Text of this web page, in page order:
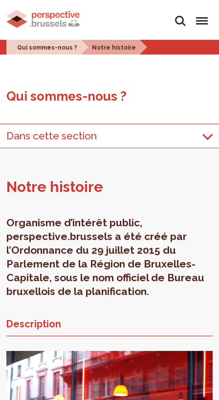
Rechercher
Menu
Qui sommes-nous ? Notre histoire
Qui sommes-nous ?
Dans cette section
Notre his­toire
Organisme d’intérêt public,
perspective.brussels a été créé par
l’Ordonnance du 29 juillet 2015 du
Parlement de la Région de Bruxelles-
Capitale, sous le nom officiel de Bureau
bruxellois de la planification.
Description